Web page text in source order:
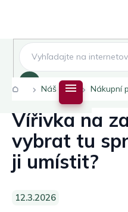
DomůNáš blog Nákupní
Vířivka na
vybrat tu
ji umístit?
12.3.2026